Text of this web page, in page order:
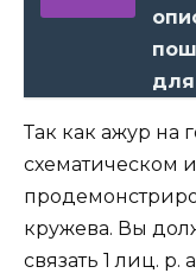
Так как ажур на
схематическом
кружева. Вы
связать 1 лиц.